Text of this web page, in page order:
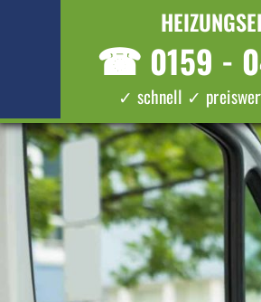
☎ 0159 -
✓ schnell ✓